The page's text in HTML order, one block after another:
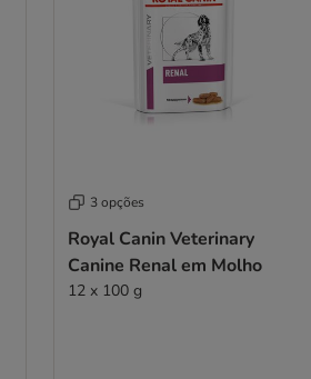
3 opções
Royal Canin Veterinary
Canine Renal em Molho
12 x 100 g